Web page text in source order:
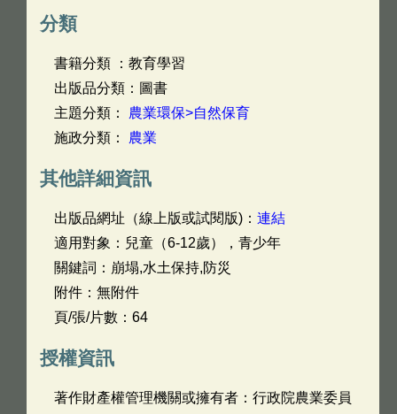
分類
書籍分類 ：教育學習
出版品分類：圖書
主題分類： 農業環保>自然保育
施政分類： 農業
其他詳細資訊
出版品網址（線上版或試閱版)： 連結
適用對象：兒童（6-12歲），青少年
關鍵詞：崩塌,水土保持,防災
附件：無附件
頁/張/片數：64
授權資訊
著作財產權管理機關或擁有者：行政院農業委員